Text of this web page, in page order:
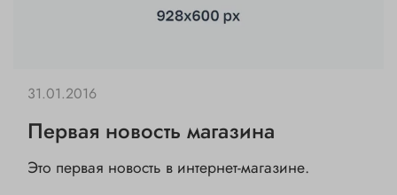
Первая новость магазина
Это первая новость в интернет-магазине.
31.01.2016